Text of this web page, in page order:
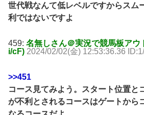
世代戦なんて低レベルですからスム
利ではないですよ
459: 名無しさん＠実況で競馬板アウ
i/cF) 2024/02/02(金) 12:53:36.36
>>451
コース見てみよう。スタート位置と
が不利とされるコースはゲートから